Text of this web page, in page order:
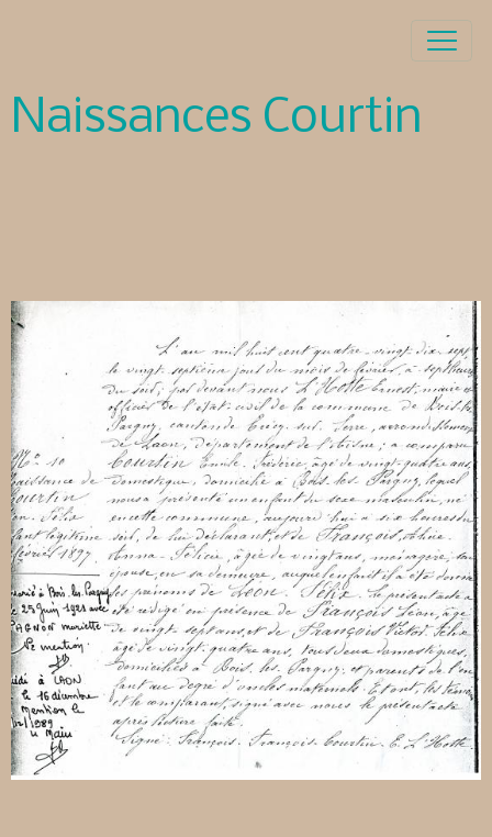
Naissances Courtin